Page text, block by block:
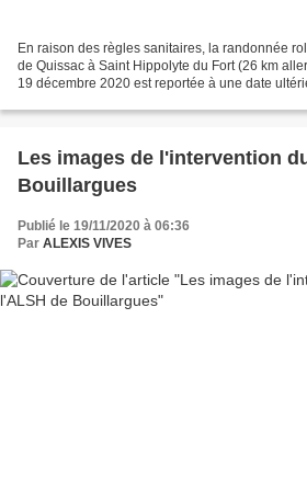
En raison des règles sanitaires, la randonnée
de Quissac à Saint Hippolyte du Fort (26 km
19 décembre 2020 est reportée à une date
Les images de l'intervention
Bouillargues
Publié le 19/11/2020 à 06:36
Par ALEXIS VIVES